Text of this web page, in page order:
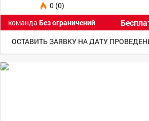
0 (0)
команда Без ограничений
ОСТАВИТЬ ЗАЯВКУ НА ДАТУ